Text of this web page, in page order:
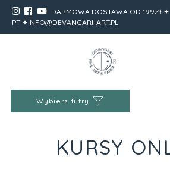
DARMOWA DOSTAWA OD 199ZŁ✦
PT ✦INFO@DEVANGARI-ART.PL
Wybierz filtry
KURSY